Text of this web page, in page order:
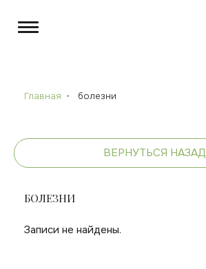
Главная болезни
ВЕРНУТЬСЯ НАЗАД
БОЛЕЗНИ
Записи не найдены.